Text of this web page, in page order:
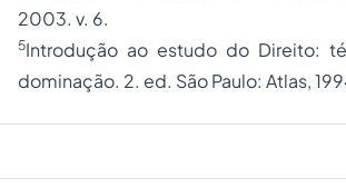
2003. v. 6.
5Introdução ao estudo do Direito:
dominação. 2. ed. São Paulo: Atlas,